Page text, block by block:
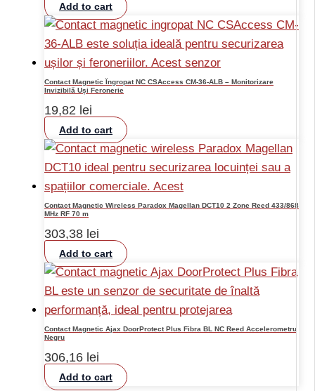
Add to cart
Contact Magnetic Îngropat NC CSAccess CM-36-ALB – Monitorizare
Invizibilă Uși Feronerie
19,82 lei
Add to cart
Contact Magnetic Wireless Paradox Magellan DCT10 2 Zone Reed 433/868
MHz RF 70 m
303,38 lei
Add to cart
Contact Magnetic Ajax DoorProtect Plus Fibra BL NC Reed Accelerometru
Negru
306,16 lei
Add to cart